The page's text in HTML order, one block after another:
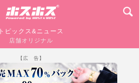
トピックス&ニュース
店舗オリジナル
【広 告】